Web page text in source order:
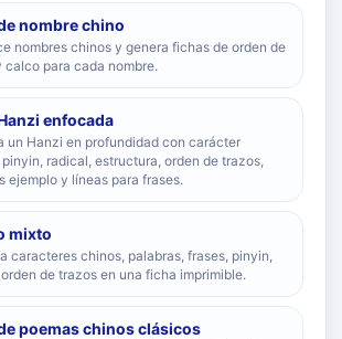
nombre chino
nombres chinos y genera fichas de orden de
calco para cada nombre.
enfocada
un Hanzi en profundidad con carácter
radical, estructura, orden de trazos,
ejemplo y líneas para frases.
mixto
caracteres chinos, palabras, frases, pinyin,
de trazos en una ficha imprimible.
poemas chinos clásicos